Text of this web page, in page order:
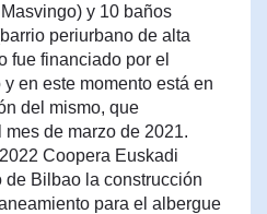
y 10 baños
periurbano de alta
fue financiado por el
en este momento está en
del mismo, que
de marzo de 2021.
Coopera Euskadi
de Bilbao la construcción
para el albergue